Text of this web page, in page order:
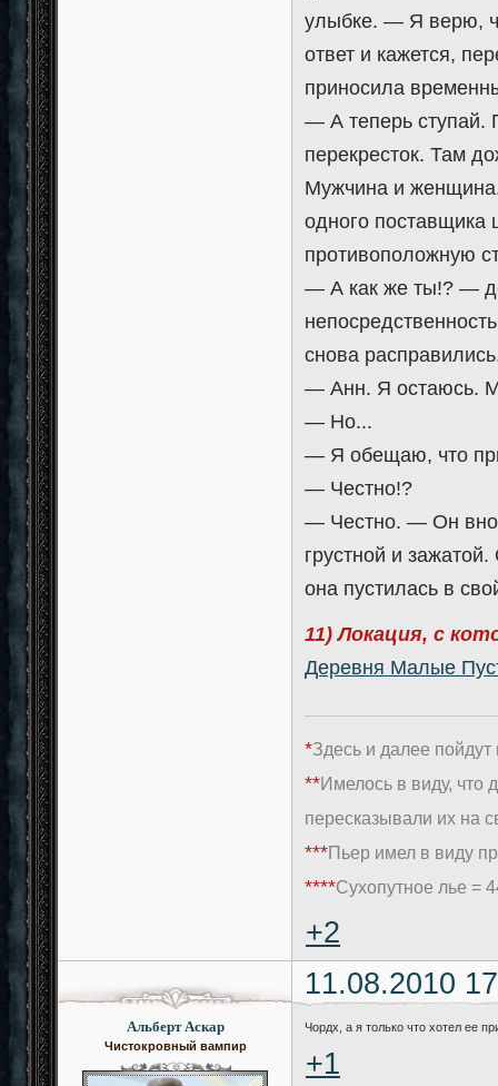
улыбке. — Я верю,
ответ и кажется,
приносила
— А теперь ступай.
перекресток. Там
Мужчина и
одного
противоположную
— А как же ты!? —
снова
— Анн. Я остаюсь.
— Но...
— Я обещаю, что
— Честно!?
— Честно. — Он
грустной и
она пустилась в
11) Локация, с
Деревня Малые
*Здесь и далее
**Имелось в виду, что
пересказывали их на
***Пьер имел в виду
****Сухопутное лье =
+2
11.08.2010
Альберт Аскар
Чистокровный вампир
Чордх, а я только что хотел ее
+1